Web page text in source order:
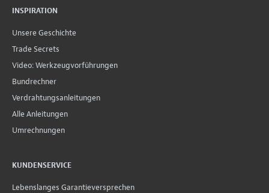
INSPIRATION
Unsere Geschichte
Trade Secrets
Video: Werkzeugvorführungen
Bundrechner
Verdrahtungsanleitungen
Alle Anleitungen
Umrechnungen
KUNDENSERVICE
Lebenslanges Garantieversprechen